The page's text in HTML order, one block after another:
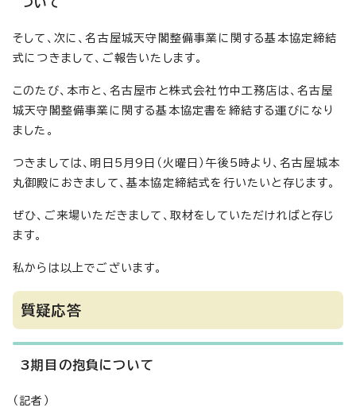
そして、次に、名古屋城天守閣整備事業に関する基本協定締結
式につきまして、ご報告いたします。
このたび、本市と、名古屋市と株式会社竹中工務店は、名古屋
城天守閣整備事業に関する基本協定書を締結する運びになり
ました。
つきましては、明日5月9日（火曜日）午後5時より、名古屋城本
丸御殿におきまして、基本協定締結式を行いたいと存じます。
ぜひ、ご来場いただきまして、取材をしていただければと存じ
ます。
私からは以上でございます。
質疑応答
3期目の抱負について
（記者）